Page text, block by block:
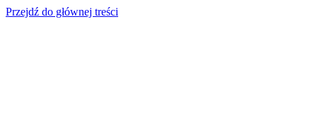
Przejdź do głównej treści